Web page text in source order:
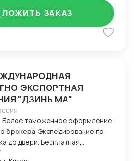
ЗАКАЗ
ЭКСПОРТНАЯ
"ДЗИНЬ МА"
Белое таможенное оформление.
брокера. Экспедирование по
до двери. Бесплатная